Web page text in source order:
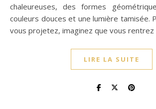
chaleureuses, des formes
couleurs douces et une lumière tamisée.
vous projetez, imaginez que vous
LIRE LA SUITE